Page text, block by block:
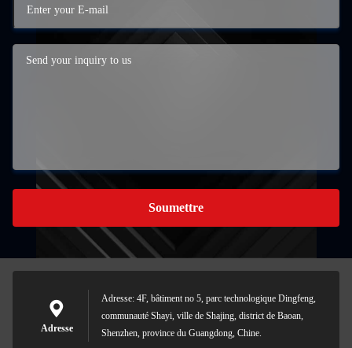
Soumettre
Adresse
Adresse: 4F, bâtiment no 5, parc technologique Dingfeng,
communauté Shayi, ville de Shajing, district de Baoan,
Shenzhen, province du Guangdong, Chine.